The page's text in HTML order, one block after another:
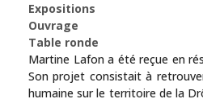
Expositions
Ouvrage
Table ronde
Martine Lafon a été reçue en
Son projet consistait à
humaine sur le territoire de la